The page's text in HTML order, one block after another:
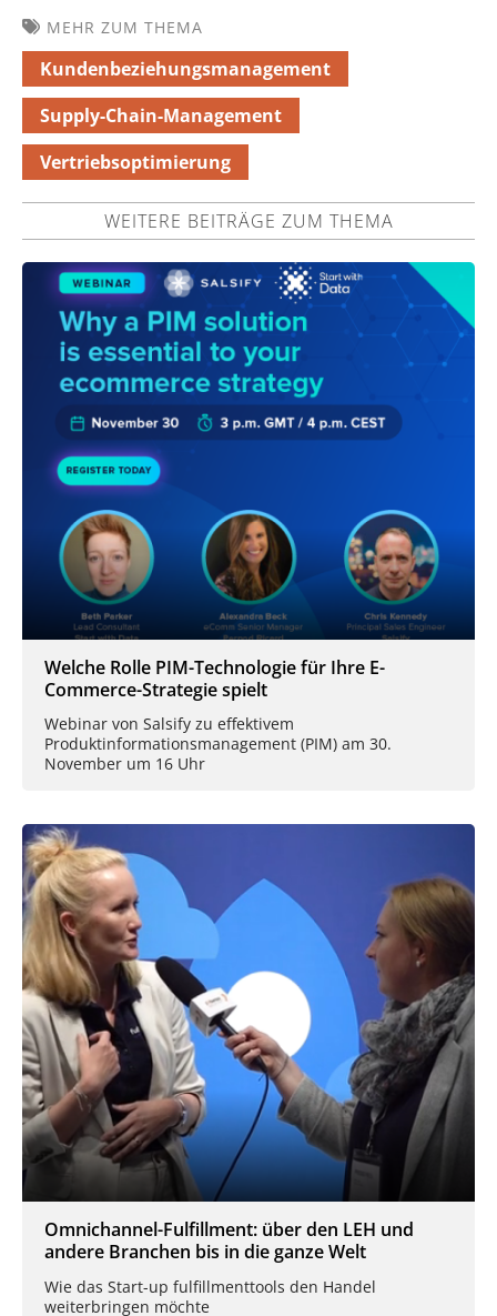
MEHR ZUM THEMA
Kundenbeziehungsmanagement
Supply-Chain-Management
Vertriebsoptimierung
WEITERE BEITRÄGE ZUM THEMA
Welche Rolle PIM-Technologie für Ihre E-
Commerce-Strategie spielt
Webinar von Salsify zu effektivem
Produktinformationsmanagement (PIM) am 30.
November um 16 Uhr
Omnichannel-Fulfillment: über den LEH und
andere Branchen bis in die ganze Welt
Wie das Start-up fulfillmenttools den Handel
weiterbringen möchte